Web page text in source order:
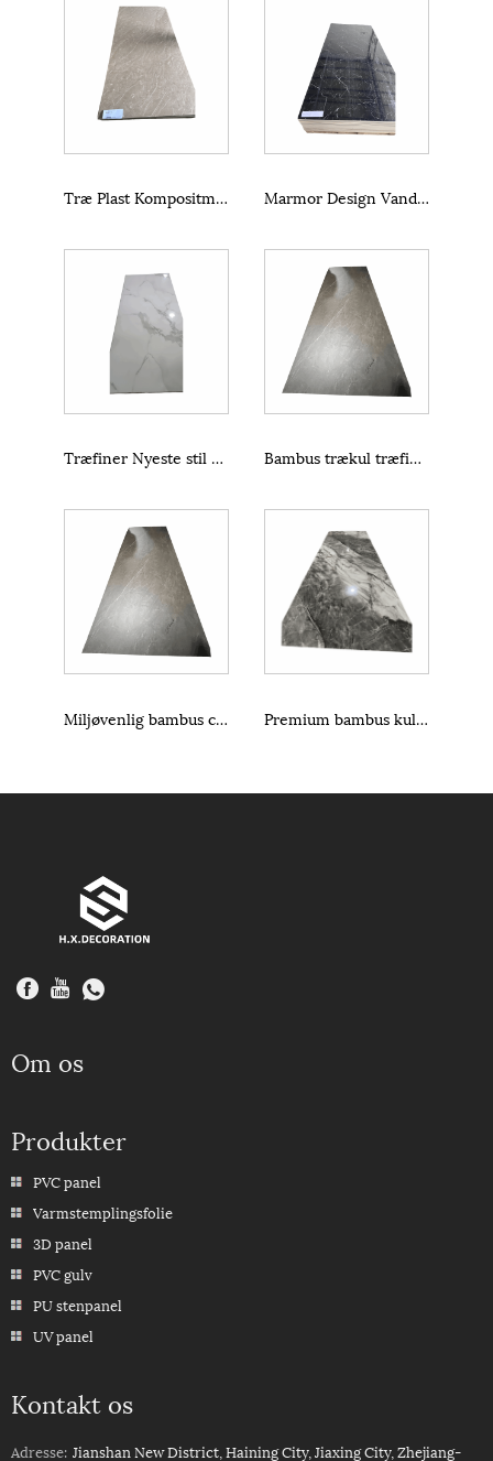
Træ Plast Kompositmaterialer Bambus Træ Venner Marmor Design Vandtæt Komposit Bambus Trækul Træplade
Træfiner Nyeste stil Carbon Crystal Panel PVC Materiale Bambus trækul træfiner vægpanel til boligindretning
Miljøvenlig bambus carbon træfiner Premium bambus kulfinerplader
Om os
Produkter
PVC panel
Varmstemplingsfolie
3D panel
PVC gulv
PU stenpanel
UV panel
Kontakt os
Adresse: Jianshan New District, Haining City, Jiaxing City, Zhejiang-